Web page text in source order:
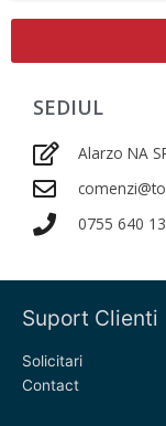
SEDIUL
Alarzo NA
0755 640
Suport Clienti
Solicitari
Contact